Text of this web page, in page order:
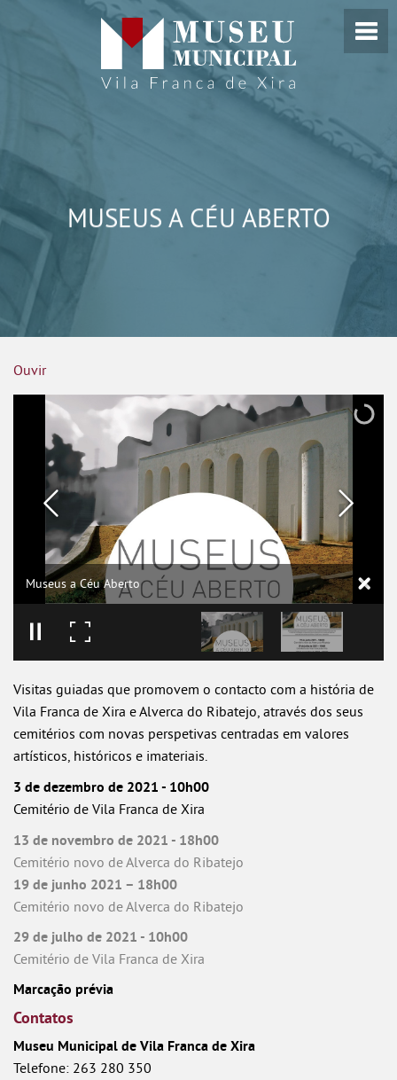
MUSEUS A CÉU ABERTO
Ouvir
Museus a Céu Aberto
Visitas guiadas que promovem o contacto com a história de
Vila Franca de Xira e Alverca do Ribatejo, através dos seus
cemitérios com novas perspetivas centradas em valores
artísticos, históricos e imateriais.
3 de dezembro de 2021 - 10h00
Cemitério de Vila Franca de Xira
13 de novembro de 2021 - 18h00
Cemitério novo de Alverca do Ribatejo
19 de junho 2021 – 18h00
Cemitério novo de Alverca do Ribatejo
29 de julho de 2021 - 10h00
Cemitério de Vila Franca de Xira
Marcação prévia
Contatos
Museu Municipal de Vila Franca de Xira
Telefone: 263 280 350